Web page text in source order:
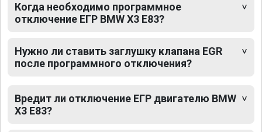
Когда необходимо программное
отключение ЕГР BMW X3 E83?
Нужно ли ставить заглушку клапана EGR
после программного отключения?
Вредит ли отключение ЕГР двигателю BMW
X3 E83?